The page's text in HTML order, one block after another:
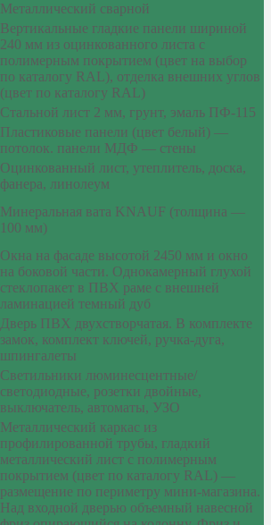
Металлический сварной
Вертикальные гладкие панели шириной
240 мм из оцинкованного листа с
полимерным покрытием (цвет на выбор
по каталогу RAL), отделка внешних углов
(цвет по каталогу RAL)
Стальной лист 2 мм, грунт, эмаль ПФ-115
Пластиковые панели (цвет белый) —
потолок. панели МДФ — стены
Оцинкованный лист, утеплитель, доска,
фанера, линолеум
Минеральная вата KNAUF (толщина —
100 мм)
Окна на фасаде высотой 2450 мм и окно
на боковой части. Однокамерный глухой
стеклопакет в ПВХ раме с внешней
ламинацией темный дуб
Дверь ПВХ двухстворчатая. В комплекте
замок, комплект ключей, ручка-дуга,
шпингалеты
Светильники люминесцентные/
светодиодные, розетки двойные,
выключатель, автоматы, УЗО
Металлический каркас из
профилированной трубы, гладкий
металлический лист с полимерным
покрытием (цвет по каталогу RAL) —
размещение по периметру мини-магазина.
Над входной дверью объемный навесной